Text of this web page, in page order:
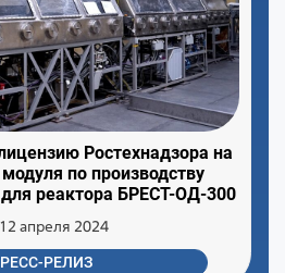
Ростехнадзора на
по производству
реактора БРЕСТ-ОД-300
12 апреля 2024
РЕЛИЗ